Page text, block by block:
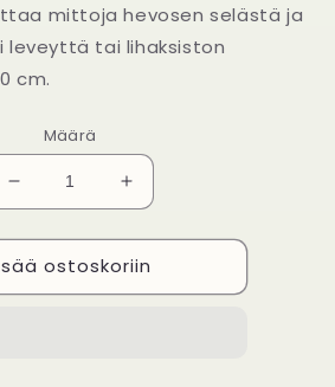
mittoja hevosen selästä ja
leveyttä tai lihaksiston
cm.
Määrä
Vähennä
tuotteen
Flexicurve
määrää
Lisää
tuotteen
Flexicurve
määrää
ostoskoriin